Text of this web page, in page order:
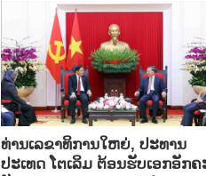
ທ່ານເລຂາທິການໃຫຍ່, ປະທານ
ປະເທດ ໂຕເລິມ ຕ້ອນຮັບເອກອັກຄ